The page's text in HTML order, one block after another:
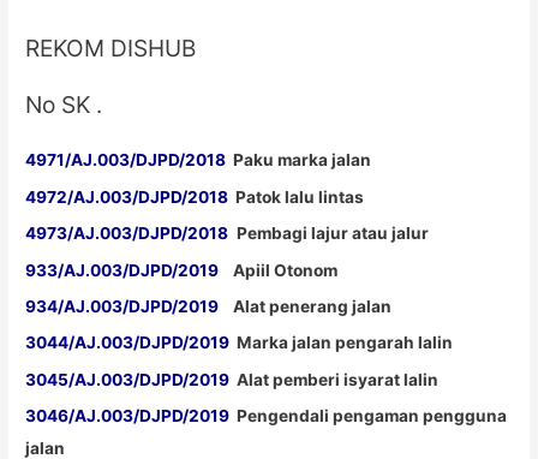
REKOM DISHUB
No SK .
4971/AJ.003/DJPD/2018 Paku marka jalan
4972/AJ.003/DJPD/2018 Patok lalu lintas
4973/AJ.003/DJPD/2018 Pembagi lajur atau jalur
933/AJ.003/DJPD/2019 Apiil Otonom
934/AJ.003/DJPD/2019 Alat penerang jalan
3044/AJ.003/DJPD/2019 Marka jalan pengarah lalin
3045/AJ.003/DJPD/2019 Alat pemberi isyarat lalin
3046/AJ.003/DJPD/2019 Pengendali pengaman pengguna
jalan